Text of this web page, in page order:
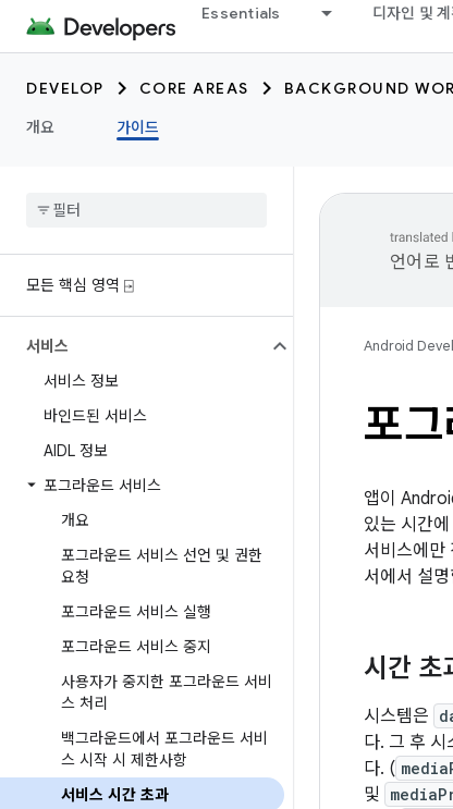
Essentials 디자인 및 계
DEVELOP CORE AREAS
BACKGROUND
개요
가이드
모든 핵심 영역 ⍈
서비스
서비스 정보
바인드된 서비스
AIDL 정보
포그라운드 서비스
개요
포그라운드 서비스 선언 및 권한
요청
포그라운드 서비스 실행
포그라운드 서비스 중지
사용자가 중지한 포그라운드 서비
스 처리
백그라운드에서 포그라운드 서비
스 시작 시 제한사항
서비스 시간 초과
언어로
Android
포
앱이
있는 시간
서비스에만
서에서 설
시간 초
시스템은
다. 그 후 시
다. (
및